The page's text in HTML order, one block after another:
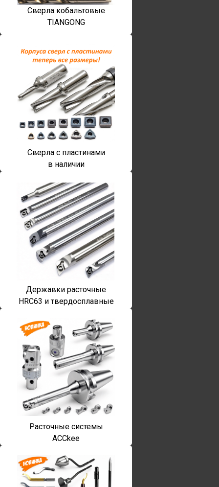
Сверла кобальтовые
TIANGONG
Сверла с пластинами
в наличии
Державки расточные
HRC63 и твердосплавные
Расточные системы
ACCkee